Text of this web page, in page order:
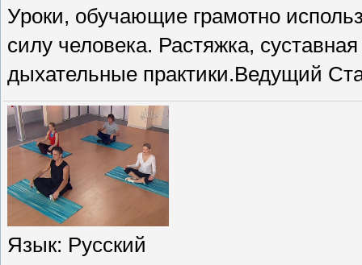
Уроки, обучающие грамотно
силу человека. Растяжка,
дыхательные практики.Ведущий
Язык: Русский